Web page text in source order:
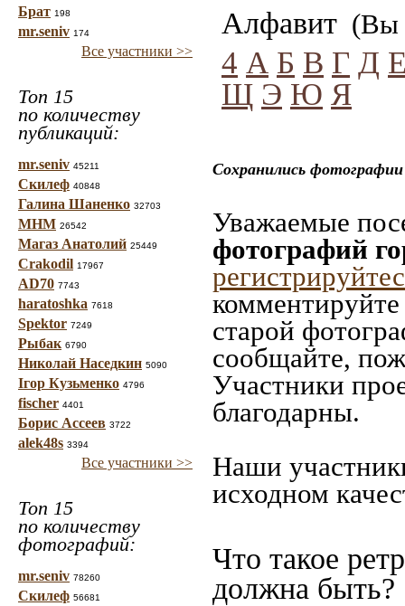
Брат 198
mr.seniv 174
Все участники >>
Топ 15
по количеству
публикаций:
mr.seniv 45211
Скилеф 40848
Галина Шаненко 32703
МНМ 26542
Магаз Анатолий 25449
Crakodil 17967
AD70 7743
haratoshka 7618
Spektor 7249
Рыбак 6790
Николай Наседкин 5090
Ігор Кузьменко 4796
fischer 4401
Борис Ассеев 3722
alek48s 3394
Все участники >>
Топ 15
по количеству
фотографий:
mr.seniv 78260
Скилеф 56681
Алфавит (Вы
4 А Б В Г Д
Щ Э Ю Я
Сохранились
Уважаемые
фотографий
старой
сообщайте,
Участники
благодарны.
Наши
исходном
Что такое
должна быть?